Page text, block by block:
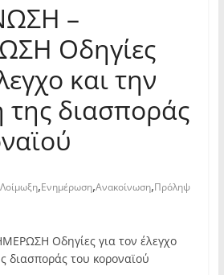
–
Οδηγίες
και την
διασποράς
Λοίμωξη,Ενημέρωση,Ανακοίνωση,Πρόληψ
Οδηγίες για τον έλεγχο
διασποράς του κοροναϊού